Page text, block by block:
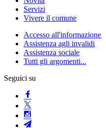
Servizi
Vivere il comune
Accesso all'informazione
Assistenza agli invalidi
Assistenza sociale
Tutti gli argomenti...
Seguici su